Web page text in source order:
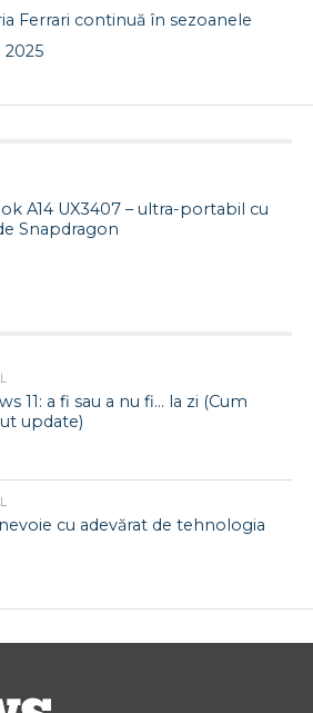
Ferrari continuă în sezoanele
2025
A14 UX3407 – ultra-portabil cu
Snapdragon
11: a fi sau a nu fi… la zi (Cum
update)
cu adevărat de tehnologia